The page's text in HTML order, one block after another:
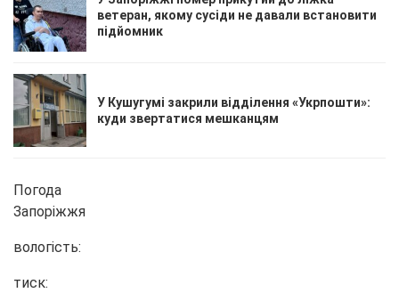
ветеран, якому сусіди не давали встановити
підйомник
У Кушугумі закрили відділення «Укрпошти»:
куди звертатися мешканцям
Погода
Запоріжжя
вологість:
тиск: